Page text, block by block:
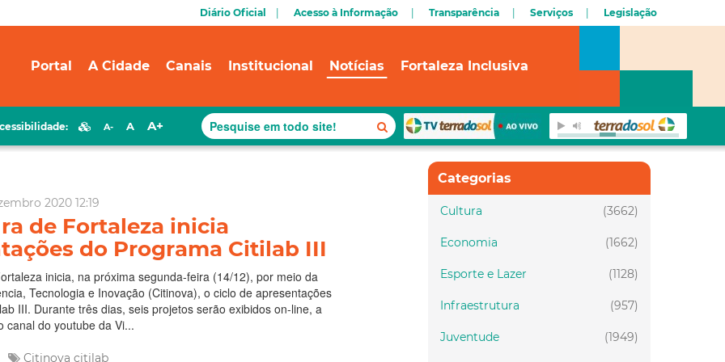
Diário Oficial Acesso à Informação Transparência Serviços Legislação
Portal A Cidade Canais Institucional Notícias Fortaleza Inclusiva
A- A A+
2020 12:19
de Fortaleza inicia
do Programa Citilab III
inicia, na próxima segunda-feira (14/12), por meio da
Tecnologia e Inovação (Citinova), o ciclo de apresentações
III. Durante três dias, seis projetos serão exibidos on-line, a
canal do youtube da Vi...
Citinova citilab
Categorias
(3662)
Cultura
(1662)
Economia
(1128)
Esporte e Lazer
(957)
Infraestrutura
(1949)
Juventude